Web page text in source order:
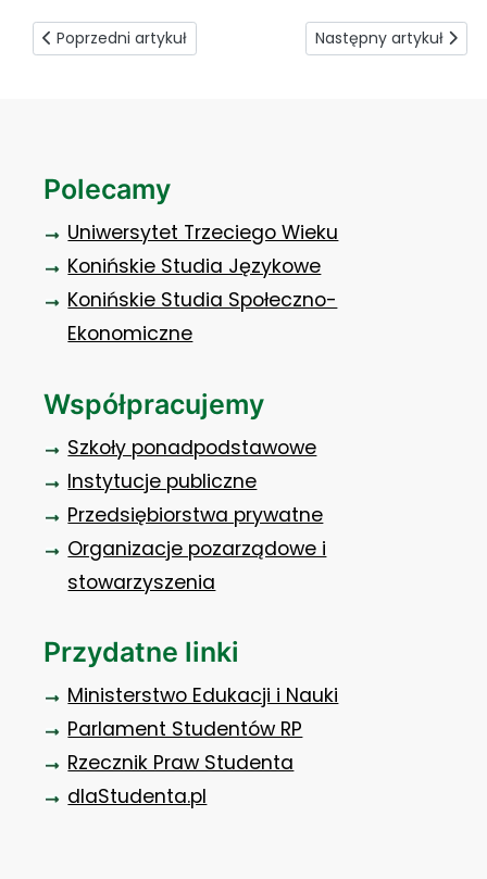
Poprzedni artykuł: Zaszczep się na uczelni
Poprzedni artykuł Następny artykuł:
Następny artykuł
Polecamy
Uniwersytet Trzeciego Wieku
Konińskie Studia Językowe
Konińskie Studia Społeczno-
Ekonomiczne
Współpracujemy
Szkoły ponadpodstawowe
Instytucje publiczne
Przedsiębiorstwa prywatne
Organizacje pozarządowe i
stowarzyszenia
Przydatne linki
Ministerstwo Edukacji i Nauki
Parlament Studentów RP
Rzecznik Praw Studenta
dlaStudenta.pl